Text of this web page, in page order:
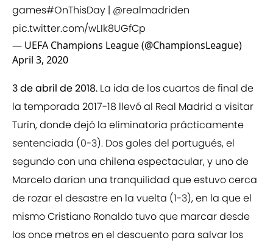
games#OnThisDay | @realmadriden
pic.twitter.com/wLIk8UGfCp
— UEFA Champions League (@ChampionsLeague)
April 3, 2020
3 de abril de 2018. La ida de los cuartos de final de
la temporada 2017-18 llevó al Real Madrid a visitar
Turín, donde dejó la eliminatoria prácticamente
sentenciada (0-3). Dos goles del portugués, el
segundo con una chilena espectacular, y uno de
Marcelo darían una tranquilidad que estuvo cerca
de rozar el desastre en la vuelta (1-3), en la que el
mismo Cristiano Ronaldo tuvo que marcar desde
los once metros en el descuento para salvar los